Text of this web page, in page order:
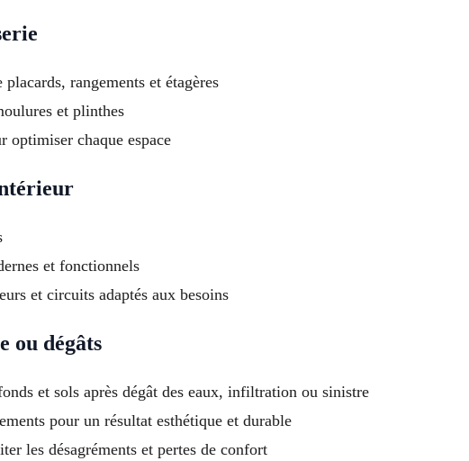
rangements et étagères
et plinthes
optimiser chaque espace
et fonctionnels
et circuits adaptés aux besoins
ou dégâts
et sols après dégât des eaux, infiltration ou sinistre
pour un résultat esthétique et durable
les désagréments et pertes de confort